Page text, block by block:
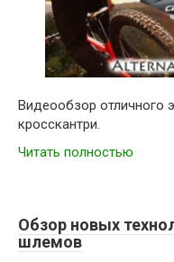
Видеообзор отличного
кросскантри.
Читать полностью
Обзор новых
шлемов